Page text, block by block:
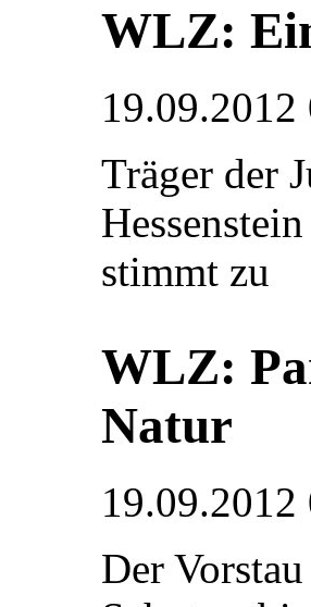
WLZ:
19.09.2012
Träger der
stimmt zu
WLZ:
Natur
19.09.2012
Der